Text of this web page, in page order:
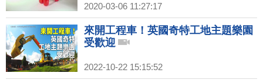
2020-03-06 11:27:17
來開工程車！英國奇特工地主題樂園
受歡迎
2022-10-22 15:15:52